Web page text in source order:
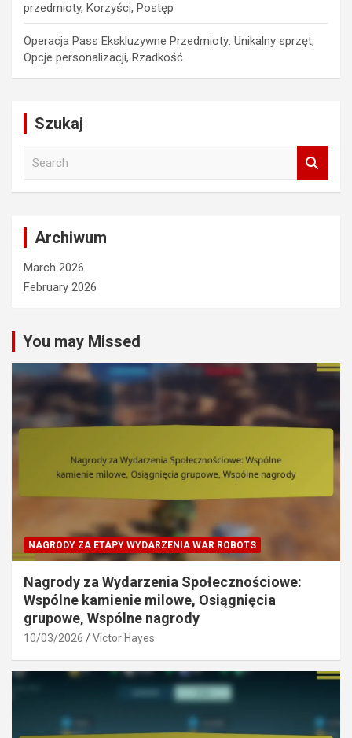
przedmioty, Korzyści, Postęp
Operacja Pass Ekskluzywne Przedmioty: Unikalny sprzęt,
Opcje personalizacji, Rzadkość
Szukaj
Archiwum
March 2026
February 2026
You may Missed
NAGRODY ZA ETAPY WYDARZENIA WAR ROBOTS
Nagrody za Wydarzenia Społecznościowe:
Wspólne kamienie milowe, Osiągnięcia
grupowe, Wspólne nagrody
10/03/2026 Victor Hayes